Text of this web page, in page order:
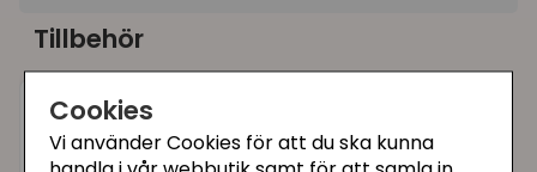
Cookies
Vi använder Cookies för att du ska kunna
Elin
för 2 år sedan
Caroline
för 2 år sedan
★ ★★
Tillbehör